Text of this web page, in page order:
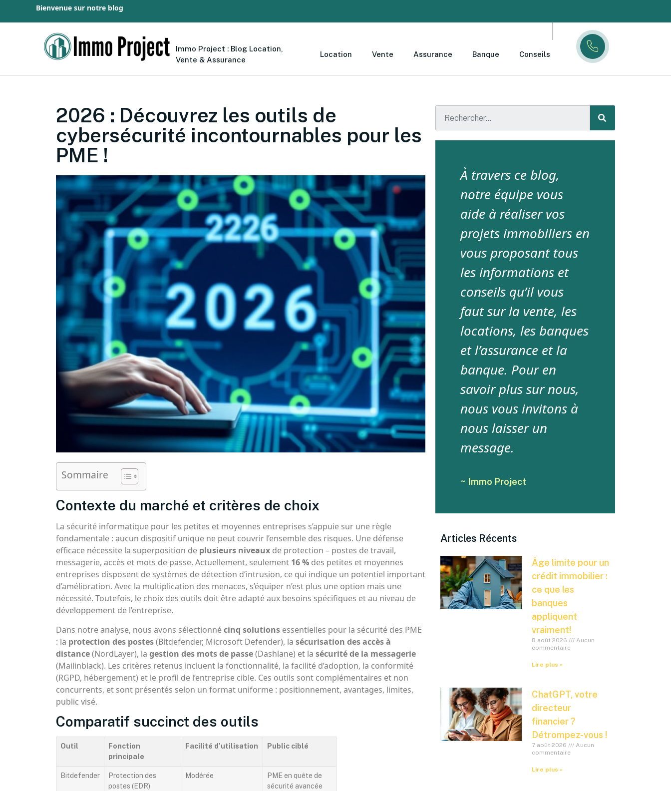
Bienvenue sur notre blog
Immo Project : Blog Location,
Vente & Assurance
Location Vente Assurance Banque Conseils
2026 : Découvrez les outils de
cybersécurité incontournables pour les
PME !
Sommaire
Contexte du marché et critères de choix
La sécurité informatique pour les petites et moyennes entreprises s’appuie sur une règle
fondamentale : aucun dispositif unique ne peut couvrir l’ensemble des risques. Une défense
efficace nécessite la superposition de plusieurs niveaux de protection – postes de travail,
messagerie, accès et mots de passe. Actuellement, seulement 16 % des petites et moyennes
entreprises disposent de systèmes de détection d’intrusion, ce qui indique un potentiel important
d’amélioration. Avec la multiplication des menaces, s’équiper n’est plus une option mais une
nécessité. Toutefois, le choix des outils doit être adapté aux besoins spécifiques et au niveau de
développement de l’entreprise.
Dans notre analyse, nous avons sélectionnécinq solutions essentielles pour la sécurité des PME
: la protection des postes(Bitdefender, Microsoft Defender), la sécurisation des accès à
distance(NordLayer), la gestion des mots de passe(Dashlane) et la sécurité de la messagerie
(Mailinblack). Les critères retenus incluent la fonctionnalité, la facilité d’adoption, la conformité
(RGPD, hébergement) et le profil de l’entreprise cible. Ces outils sont complémentaires et non
concurrents, et sont présentés selon un format uniforme : positionnement, avantages, limites,
public visé.
Comparatif succinct des outils
Outil
Fonction
principale
Facilité d’utilisation Public ciblé
Bitdefender
Protection des
postes (EDR)
Modérée
PME en quête de
sécurité avancée
À travers ce blog,
notre équipe vous
aide à réaliser vos
projets immobiliers en
vous proposant tous
les informations et
conseils qu’il vous
faut sur la vente, les
locations, les banques
et l’assurance et la
banque. Pour en
savoir plus sur nous,
nous vous invitons à
nous laisser un
message.
~ Immo Project
Articles Récents
Âge limite pour un
crédit immobilier :
ce que les
banques
appliquent
vraiment!
8 août 2026
Aucun
commentaire
Lire plus »
ChatGPT, votre
directeur
financier ?
Détrompez-vous !
7 août 2026
Aucun
commentaire
Lire plus »